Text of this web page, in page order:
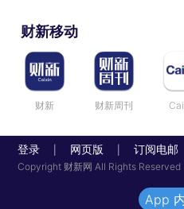
财新移动
财新 财新周刊
登录 网页版 订阅电邮
Copyright 财新网 All Rights Reserved
App